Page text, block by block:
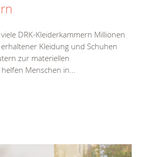
DRK-Kleiderkammern Millionen
Kleidung und Schuhen
zur materiellen
Menschen in...